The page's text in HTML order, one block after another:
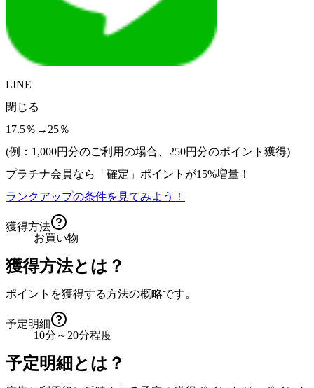
LINE
閉じる
17.5％→25％
(例：1,000円分のご利用の場合、 250円分のポイント獲得)
プラチナ会員なら
「確定」 ポイントが15%増量！
ランクアップの条件を見てみよう！
獲得方法
お買い物
獲得方法とは？
ポイントを獲得する方法の概略です。
予定明細
10分～20分程度
予定明細とは？